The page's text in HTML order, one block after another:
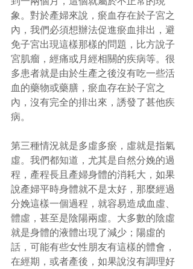
象。對於產婦來說，瘀血存在於子宮之
內，我們必須想辦法促進瘀血排出，避
免子宮出現這樣那樣的問題，比方說子
宮肌瘤，經痛或月經相關的疾病等。很
多患者就是由於生產之後沒有吃一些活
血的藥物或藥膳，瘀血存在於子宮之
內，沒有完全的排出來，誘發了甚他疾
病。
第三種情況就是多虛多瘀，虛就是指氣
虛。我們都知道，尤其是自然分娩的過
程，產程長且產婦身體的消耗大，如果
說產婦平時身體就不是太好，那麼經過
分娩這樣一個過程，就容易造成血虛、
體虛，甚至是陰陽兩虛。大多數的陰虛
就是身體的液體出現了減少；陽虛的
話，可能有些女性朋友有這樣的體會，
在經期，或者產後，如果說沒有調理好